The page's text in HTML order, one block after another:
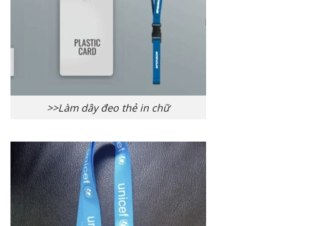
>>Làm dây đeo thẻ in chữ